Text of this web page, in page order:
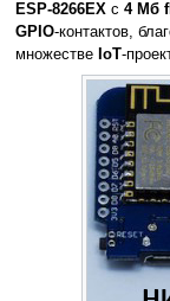
ESP-8266EXс 4 Мб
GPIO-контактов,
множестве IoT-